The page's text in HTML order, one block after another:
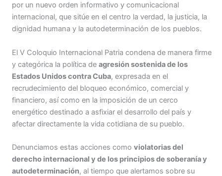
por un nuevo orden informativo y comunicacional
internacional, que sitúe en el centro la verdad, la justicia, la
dignidad humana y la autodeterminación de los pueblos.
El V Coloquio Internacional Patria condena de manera firme
y categórica la política de agresión sostenida de los
Estados Unidos contra Cuba, expresada en el
recrudecimiento del bloqueo económico, comercial y
financiero, así como en la imposición de un cerco
energético destinado a asfixiar el desarrollo del país y
afectar directamente la vida cotidiana de su pueblo.
Denunciamos estas acciones como violatorias del
derecho internacional y de los principios de soberanía y
autodeterminación, al tiempo que alertamos sobre su